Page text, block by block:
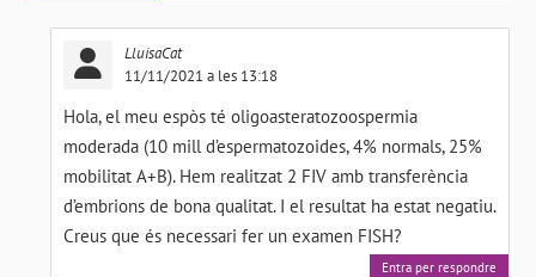
LluisaCat
11/11/2021 a les 13:18
Hola, el meu espòs té oligoasteratozoospermia
moderada (10 mill d’espermatozoides, 4% normals, 25%
mobilitat A+B). Hem realitzat 2 FIV amb transferència
d’embrions de bona qualitat. I el resultat ha estat negatiu.
Creus que és necessari fer un examen FISH?
Entra per respondre